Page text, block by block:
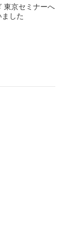
東京セミナーへ
した